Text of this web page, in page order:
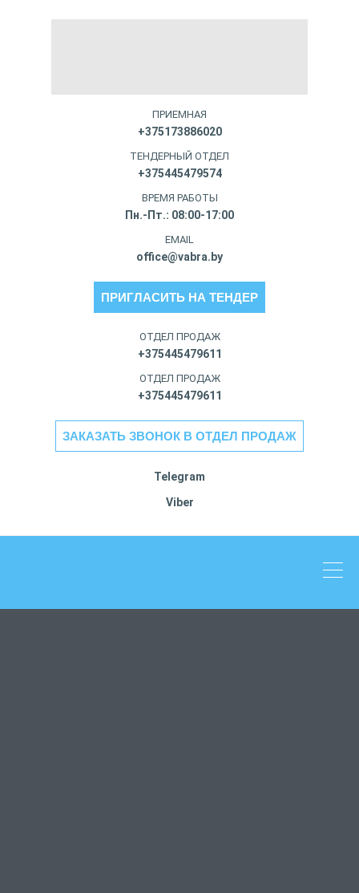
ПРИЕМНАЯ
+375173886020
ТЕНДЕРНЫЙ ОТДЕЛ
+375445479574
ВРЕМЯ РАБОТЫ
Пн.-Пт.: 08:00-17:00
EMAIL
office@vabra.by
ПРИГЛАСИТЬ НА ТЕНДЕР
ОТДЕЛ ПРОДАЖ
+375445479611
ОТДЕЛ ПРОДАЖ
+375445479611
ЗАКАЗАТЬ ЗВОНОК В ОТДЕЛ ПРОДАЖ
Telegram
Viber